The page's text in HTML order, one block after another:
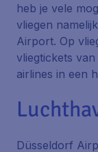
heb je vele
vliegen
Airport. Op
vliegtickets
airlines in een
Düsseldorf